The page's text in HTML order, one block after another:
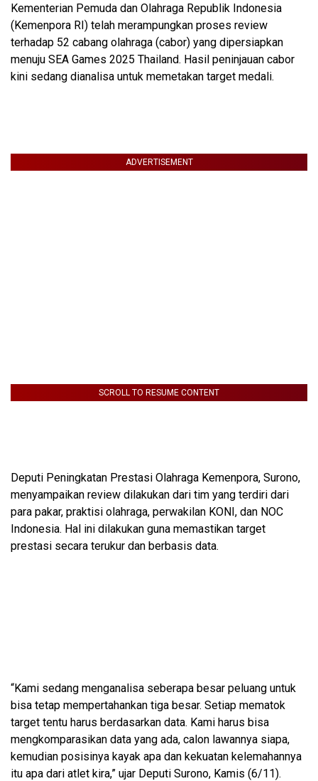
Kementerian Pemuda dan Olahraga Republik Indonesia
(Kemenpora RI) telah merampungkan proses review
terhadap 52 cabang olahraga (cabor) yang dipersiapkan
menuju SEA Games 2025 Thailand. Hasil peninjauan cabor
kini sedang dianalisa untuk memetakan target medali.
ADVERTISEMENT
SCROLL TO RESUME CONTENT
Deputi Peningkatan Prestasi Olahraga Kemenpora, Surono,
menyampaikan review dilakukan dari tim yang terdiri dari
para pakar, praktisi olahraga, perwakilan KONI, dan NOC
Indonesia. Hal ini dilakukan guna memastikan target
prestasi secara terukur dan berbasis data.
“Kami sedang menganalisa seberapa besar peluang untuk
bisa tetap mempertahankan tiga besar. Setiap mematok
target tentu harus berdasarkan data. Kami harus bisa
mengkomparasikan data yang ada, calon lawannya siapa,
kemudian posisinya kayak apa dan kekuatan kelemahannya
itu apa dari atlet kira,” ujar Deputi Surono, Kamis (6/11).